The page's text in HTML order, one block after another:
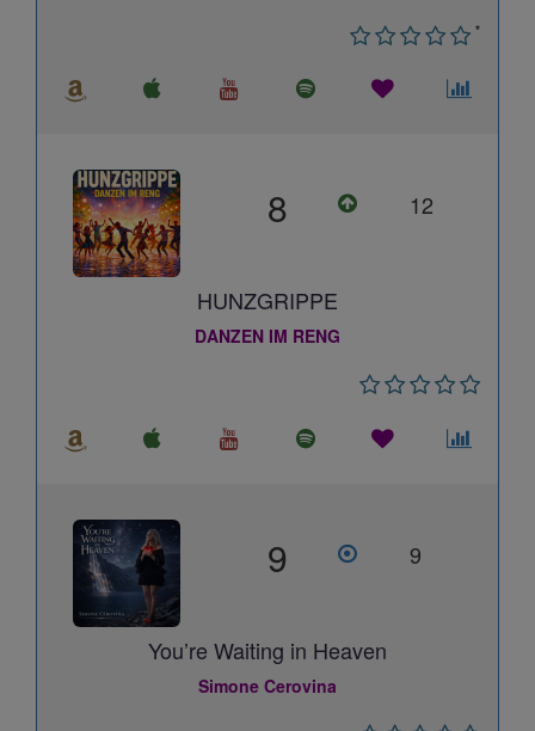
*
8 12
HUNZGRIPPE
DANZEN IM RENG
9 9
You’re Waiting in Heaven
Simone Cerovina